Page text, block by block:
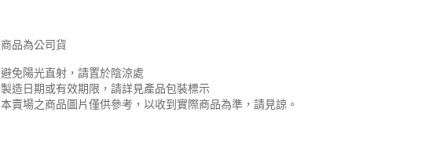
商品為公司貨
避免陽光直射，請置於陰涼處
製造日期或有效期限，請詳見產品包裝標示
本賣場之商品圖片僅供參考，以收到實際商品為準，請見諒。